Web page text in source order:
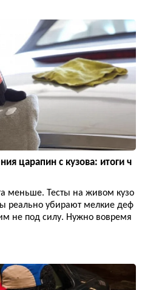
царапин с кузова: итоги ч
меньше. Тесты на живом кузо
реально убирают мелкие деф
не под силу. Нужно вовремя